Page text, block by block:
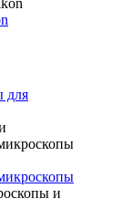
для